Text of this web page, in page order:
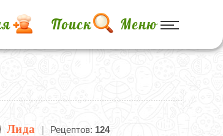
Поиск Меню
Лида | Рецептов: 124